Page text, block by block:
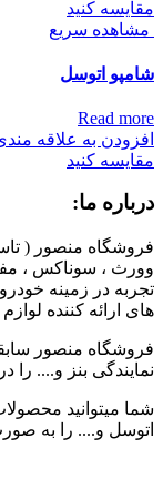
مقایسه کنید
مشاهده سریع
شامپو اتوسل
Read more
افزودن به علاقه
مقایسه کنید
درباره ما:
وورث ، سوناکس ،
تجربه در زمینه
های ارائه کننده
فروشگاه منصور
نمایندگی بنز و.... را
شما میتوانید
اتوسل و.... را به